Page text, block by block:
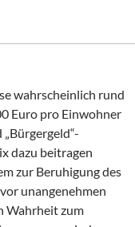
wahrscheinlich rund
Euro pro Einwohner
dazu beitragen
zur Beruhigung des
unangenehmen
Wahrheit zum